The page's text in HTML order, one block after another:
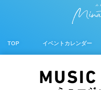
TOP イベントカレンダー